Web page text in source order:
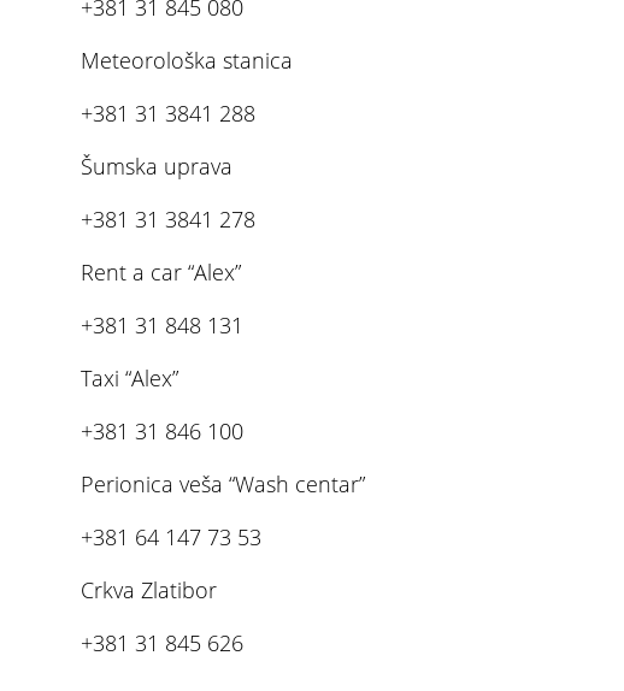
+381 31 845 080
Meteorološka stanica
+381 31 3841 288
Šumska uprava
+381 31 3841 278
Rent a car “Alex”
+381 31 848 131
Taxi “Alex”
+381 31 846 100
Perionica veša “Wash centar”
+381 64 147 73 53
Crkva Zlatibor
+381 31 845 626